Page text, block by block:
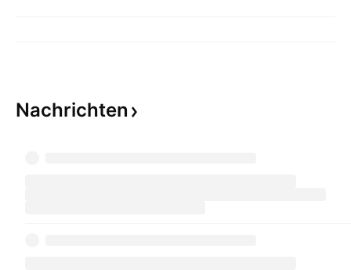
Nachrichten